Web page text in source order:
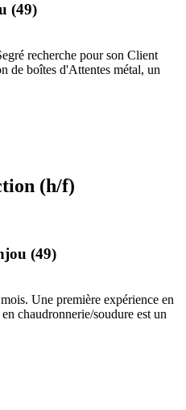
(49)
recherche pour son Client
de boîtes d'Attentes métal, un
(h/f)
(49)
Une première expérience en
chaudronnerie/soudure est un